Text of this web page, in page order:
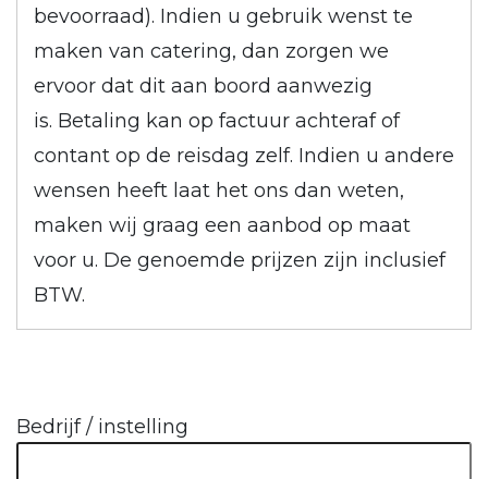
bevoorraad). Indien u gebruik wenst te
maken van catering, dan zorgen we
ervoor dat dit aan boord aanwezig
is. Betaling kan op factuur achteraf of
contant op de reisdag zelf. Indien u andere
wensen heeft laat het ons dan weten,
maken wij graag een aanbod op maat
voor u. De genoemde prijzen zijn inclusief
BTW.
Bedrijf / instelling